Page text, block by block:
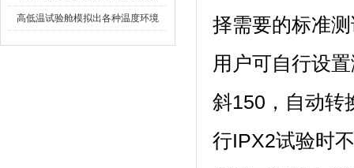
高低温试验舱模拟出各种温度环境
择需要的标准测
用户可自行设置
斜150，自动
行IPX2试验时不